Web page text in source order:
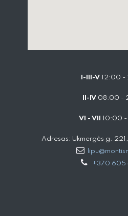
I-III-V 12:00
II-IV 08:00 -
VI - VII 10:00
Adresas: Ukmergės g. 221,
+370 605